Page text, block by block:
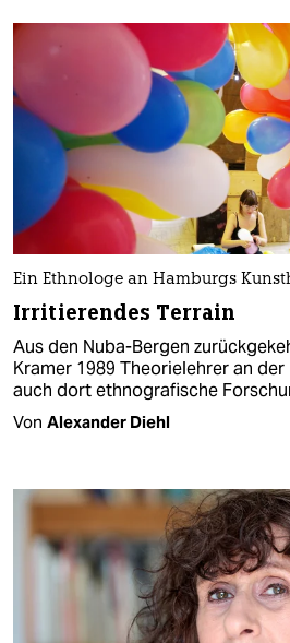
Ein Ethnologe an Hamburgs
Irritierendes Terrain
Aus den Nuba-Bergen
Kramer 1989 Theorielehrer an
auch dort ethnografische
Von Alexander Diehl